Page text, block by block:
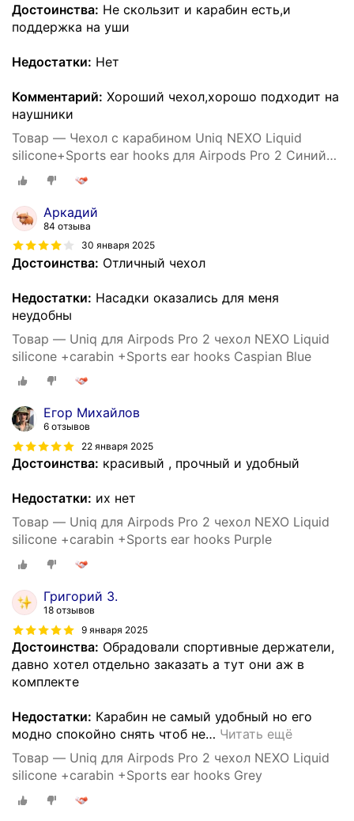
Достоинства: Не скользит и карабин есть,и
поддержка на уши
Недостатки: Нет
Комментарий: Хороший чехол,хорошо подходит на
наушники
Товар — Чехол с карабином Uniq NEXO Liquid
silicone+Sports ear hooks для Airpods Pro 2 Синий
(Caspian Blue)
Аркадий
84 отзыва
30 января 2025
Достоинства: Отличный чехол
Недостатки: Насадки оказались для меня
неудобны
Товар — Uniq для Airpods Pro 2 чехол NEXO Liquid
silicone +carabin +Sports ear hooks Caspian Blue
Егор Михайлов
6 отзывов
22 января 2025
Достоинства: красивый , прочный и удобный
Недостатки: их нет
Товар — Uniq для Airpods Pro 2 чехол NEXO Liquid
silicone +carabin +Sports ear hooks Purple
Григорий З.
18 отзывов
9 января 2025
Достоинства: Обрадовали спортивные держатели,
давно хотел отдельно заказать а тут они аж в
комплекте
Недостатки: Карабин не самый удобный но его
модно спокойно снять чтоб не… Читать ещё
Товар — Uniq для Airpods Pro 2 чехол NEXO Liquid
silicone +carabin +Sports ear hooks Grey